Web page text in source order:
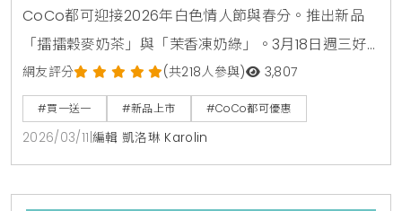
CoCo都可迎接2026年白色情人節與春分。推出新品
「擂擂穀麥奶茶」與「茉香凍奶綠」。3月18日週三好
友日享有擂茶新品買1送1優惠。此外。百香雙響炮與茉
香凍奶綠也陸續加入2杯99元限時活動。是春季不可錯
過的茶飲選擇。
網友評分 (共218人參與) 3,807
#買一送一 #新品上市 #CoCo都可優惠
2026/03/11 編輯 凱洛琳 Karolin